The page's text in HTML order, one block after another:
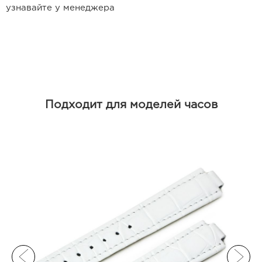
узнавайте у менеджера
Подходит для моделей часов
Ремешки для часов Harry Winston
Ремешки для часов Jaquet Droz
Ремешки для часов Jaeger LeCoultre
Ремешки для часов Longines